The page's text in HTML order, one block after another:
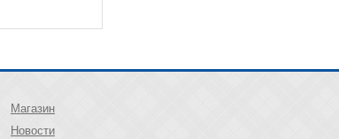
Магазин
Новости